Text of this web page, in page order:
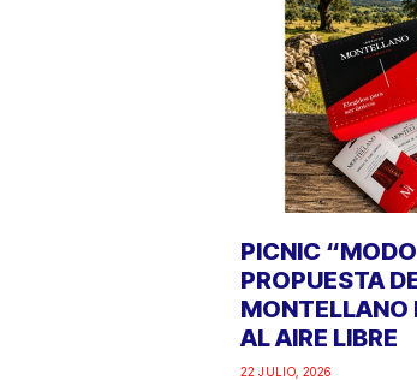
PICNIC
PROPUESTA
MONTELLANO
AL AIRE LIBRE
22 JULIO, 2026